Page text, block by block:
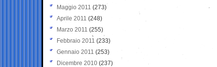
Maggio 2011 (273)
Aprile 2011 (248)
Marzo 2011 (255)
Febbraio 2011 (233)
Gennaio 2011 (253)
Dicembre 2010 (237)